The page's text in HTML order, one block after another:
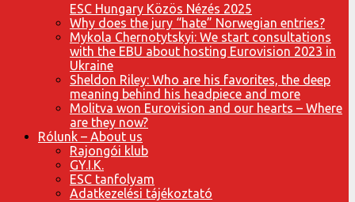
ESC Hungary Közös Nézés 2025
Why does the jury “hate” Norwegian entries?
Mykola Chernotytskyi: We start consultations
with the EBU about hosting Eurovision 2023 in
Ukraine
Sheldon Riley: Who are his favorites, the deep
meaning behind his headpiece and more
Molitva won Eurovision and our hearts – Where
are they now?
Rólunk – About us
Rajongói klub
GY.I.K.
ESC tanfolyam
Adatkezelési tájékoztató